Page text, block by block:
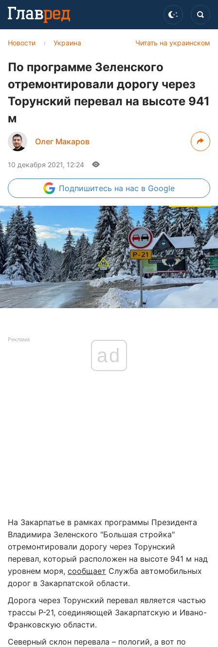
Читать на украинском
Новости › Украина
По программе Зеленского
отремонтировали дорогу через
Торунский перевал на высоте 941
м
Олег Макаров
10 декабря 2021, 12:24
Подпишитесь на нас в Google
Реклама
ad
На Закарпатье в рамках программы Президента
Владимира Зеленского "Большая стройка"
отремонтировали дорогу через Торунский
перевал, который расположен на высоте 941 м над
уровнем моря, сообщает Служба автомобильных
дорог в Закарпатской области.
Дорога через Торунский перевал является частью
трассы Р-21, соединяющей Закарпатскую и Ивано-
Франковскую области.
Северный склон перевала – пологий, а вот по